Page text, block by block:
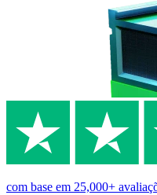
com base em 25,000+